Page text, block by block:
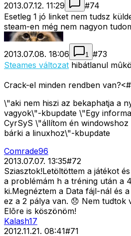
2013.07.12. 11:29
#74
Esetleg 1 jó linket nem tudsz
steam-en még nem nagyon
2013.07.08. 18:06 1 #73
Steames változat hibátlanul
Crack-el minden rendben
\"aki nem hiszi az bekaphatja a
vagyok\"-kbupdate \"Egy
CyrSyS \"állítom én
bárki a linuxhoz\"-kbupdate
Comrade96
2013.07.07. 13:35#72
Sziasztok!Letöltöttem a játékot
a problémám h a tréning után a
ki.Megnéztem a Data fájl-nál és
ez a 2 pálya van. 😞 Nem tudtok
Elõre is köszönöm!
Kalash17
2012.11.21. 08:41#71